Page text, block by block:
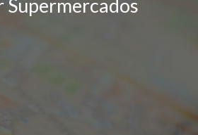
Supermercados